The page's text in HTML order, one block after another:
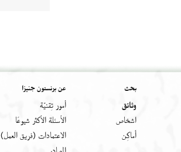
بحث
وثائق
اشخاص
أَماكِن
عن برنستون جنيزا
أمور تِقنيّة
الأسئلة الأكثر شيوعًا
الاعتمادات (فريق العمل)